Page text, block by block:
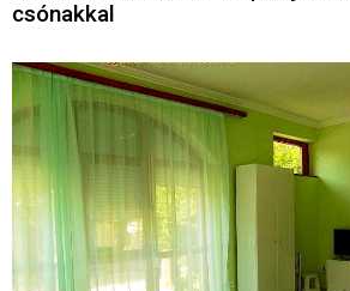
csónakkal